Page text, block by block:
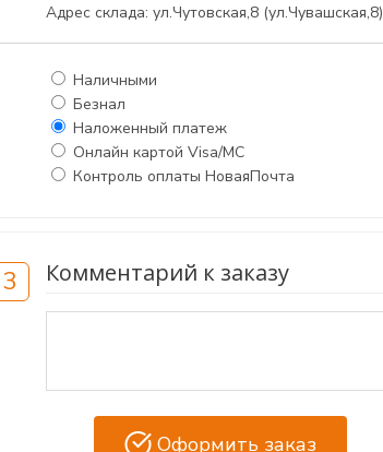
Адрес склада: ул.Чутовская,8 (ул.Чувашская,8)
Наличными
Безнал
Наложенный платеж
Онлайн картой Visa/MC
Контроль оплаты НоваяПочта
3 Комментарий к заказу
Оформить заказ